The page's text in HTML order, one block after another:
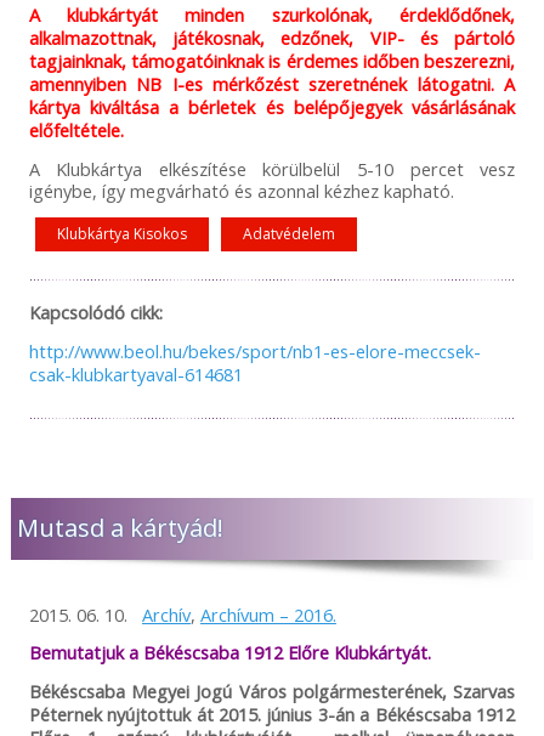
A klubkártyát minden szurkolónak, érdeklődőnek,
alkalmazottnak, játékosnak, edzőnek, VIP- és pártoló
tagjainknak, támogatóinknak is érdemes időben beszerezni,
amennyiben NB I-es mérkőzést szeretnének látogatni. A
kártya kiváltása a bérletek és belépőjegyek vásárlásának
előfeltétele.
A Klubkártya elkészítése körülbelül 5-10 percet vesz
igénybe, így megvárható és azonnal kézhez kapható.
Klubkártya Kisokos Adatvédelem
Kapcsolódó cikk:
http://www.beol.hu/bekes/sport/nb1-es-elore-meccsek-
csak-klubkartyaval-614681
Mutasd a kártyád!
2015. 06. 10. Archív, Archívum – 2016.
Bemutatjuk a Békéscsaba 1912 Előre Klubkártyát.
Békéscsaba Megyei Jogú Város polgármesterének, Szarvas
Péternek nyújtottuk át 2015. június 3-án a Békéscsaba 1912